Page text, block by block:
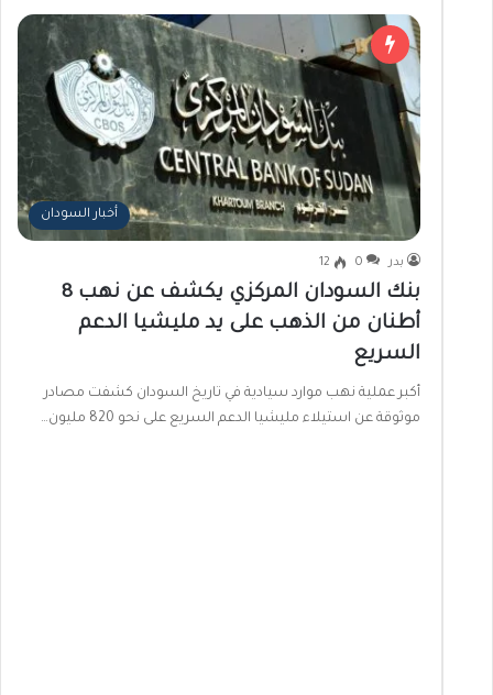
أخبار السودان
بدر 0
12
بنك السودان المركزي يكشف عن نهب 8
أطنان من الذهب على يد مليشيا الدعم
السريع
أكبر عملية نهب موارد سيادية في تاريخ السودان كشفت مصادر
موثوقة عن استيلاء مليشيا الدعم السريع على نحو 820 مليون…